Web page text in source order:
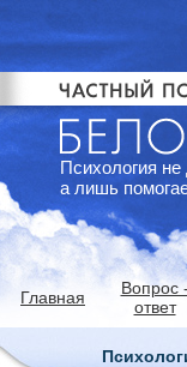
Психология не
а лишь
Главная
Вопрос -
ответ